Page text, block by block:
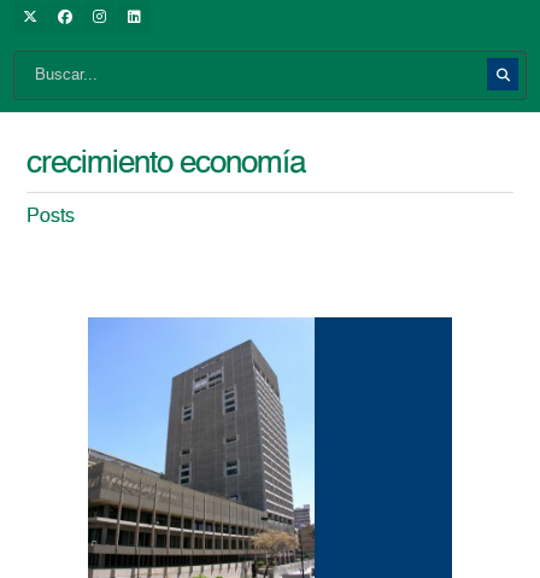
crecimiento economía
Posts